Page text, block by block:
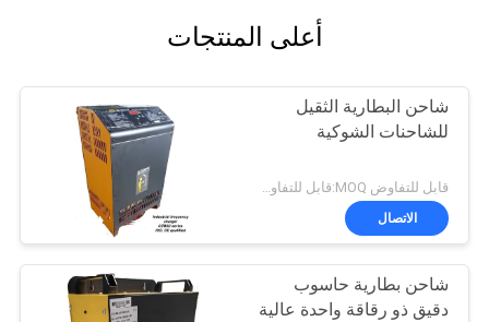
أعلى المنتجات
شاحن البطارية الثقيل
للشاحنات الشوكية
قابل للتفاوض MOQ:قابل للتفاوض
الاتصال
شاحن بطارية حاسوب
دقيق ذو رقاقة واحدة عالية